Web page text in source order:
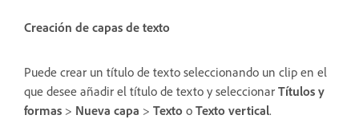
Creación de capas de texto
Puede crear un título de texto seleccionando un clip en el
que desee añadir el título de texto y seleccionar Títulos y
formas > Nueva capa > Texto o Texto vertical.